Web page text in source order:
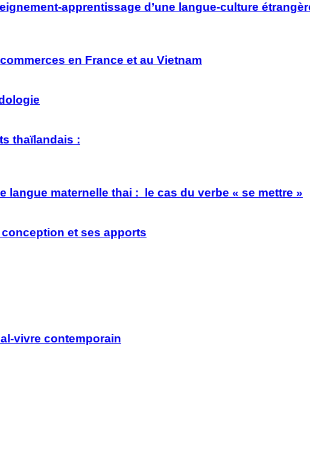
apprentissage d’une langue-culture
en France et au Vietnam
thaïlandais :
maternelle thai : le cas du verbe « se mettre »
et ses apports
vivre contemporain